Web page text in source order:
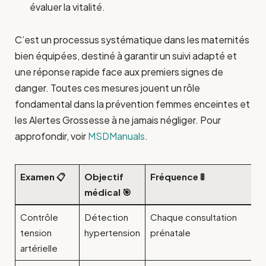
évaluer la vitalité.
C’est un processus systématique dans les maternités
bien équipées, destiné à garantir un suivi adapté et
une réponse rapide face aux premiers signes de
danger. Toutes ces mesures jouent un rôle
fondamental dans la prévention femmes enceintes et
les Alertes Grossesse à ne jamais négliger. Pour
approfondir, voirMSDManuals.
Examen 📋
Objectif
médical 🎯
Fréquence 🚦
Contrôle
tension
artérielle
Détection
hypertension
Chaque consultation
prénatale